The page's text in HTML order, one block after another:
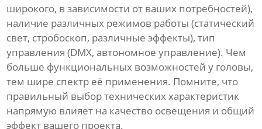
широкого, в зависимости от ваших потребностей),
наличие различных режимов работы (статический
свет, стробоскоп, различные эффекты), тип
управления (DMX, автономное управление). Чем
больше функциональных возможностей у головы,
тем шире спектр её применения. Помните, что
правильный выбор технических характеристик
напрямую влияет на качество освещения и общий
эффект вашего проекта.